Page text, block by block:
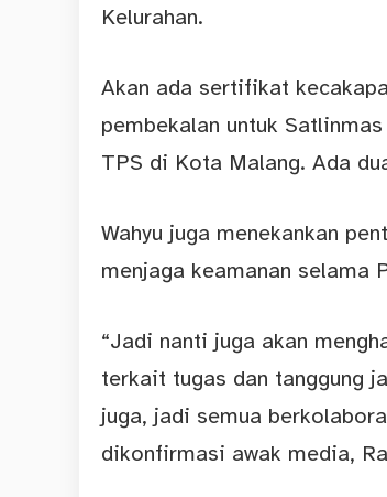
Kelurahan.
Akan ada sertifikat
pembekalan untuk
TPS di Kota Malang. Ada
Wahyu juga menekankan
menjaga keamanan selama
“Jadi nanti juga akan
terkait tugas dan tanggung
juga, jadi semua
dikonfirmasi awak media,